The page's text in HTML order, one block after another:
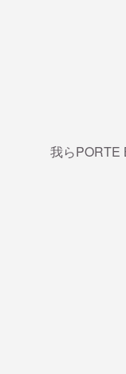
我らPORTE